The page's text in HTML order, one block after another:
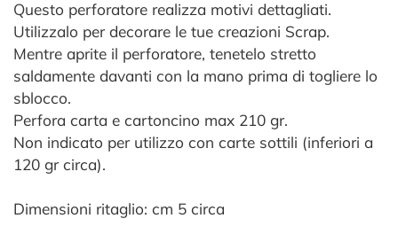
Questo perforatore realizza motivi dettagliati.
Utilizzalo per decorare le tue creazioni Scrap.
Mentre aprite il perforatore, tenetelo stretto
saldamente davanti con la mano prima di togliere lo
sblocco.
Perfora carta e cartoncino max 210 gr.
Non indicato per utilizzo con carte sottili (inferiori a
120 gr circa).
Dimensioni ritaglio: cm 5 circa